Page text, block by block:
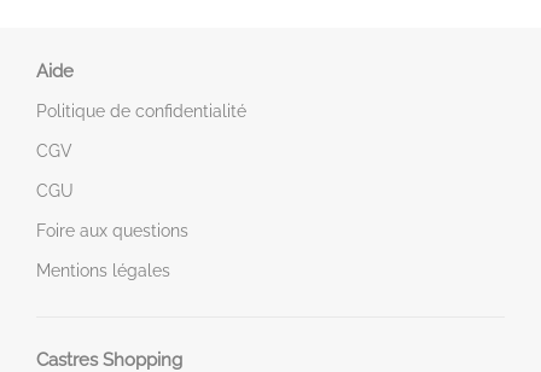
Aide
Politique de confidentialité
CGV
CGU
Foire aux questions
Mentions légales
Castres Shopping